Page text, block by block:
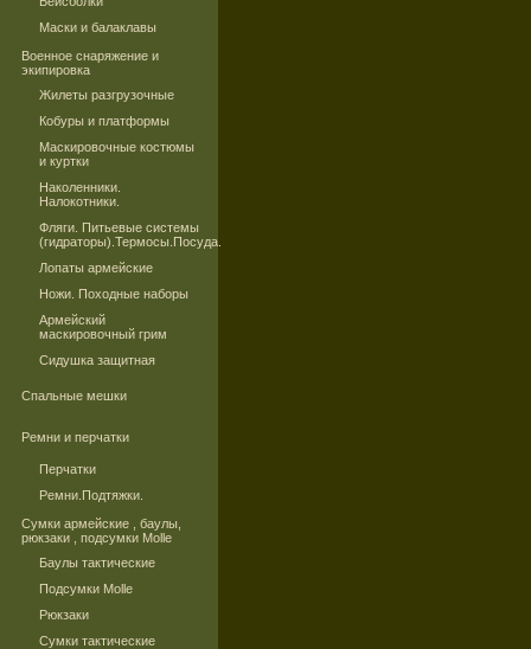
Маски и балаклавы
Военное снаряжение и
экипировка
Жилеты разгрузочные
Кобуры и платформы
Маскировочные костюмы
и куртки
Наколенники.
Налокотники.
Фляги. Питьевые системы
(гидраторы).Термосы.Посуда.
Лопаты армейские
Ножи. Походные наборы
Армейский
маскировочный грим
Сидушка защитная
Спальные мешки
Ремни и перчатки
Перчатки
Ремни.Подтяжки.
Сумки армейские , баулы,
рюкзаки , подсумки Molle
Баулы тактические
Подсумки Molle
Рюкзаки
Сумки тактические